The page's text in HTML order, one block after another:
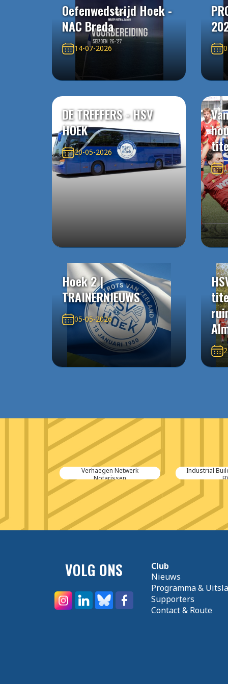
Oefenwedstrijd Hoek -
NAC Breda
14-07-2026
DE TREFFERS - HSV
HOEK
20-05-2026
Hoek 2 |
TRAINERNIEUWS
05-05-2026
Industrial Building Systems
BV
DEBA
VOLG ONS
Club
Nieuws
Programma &
Supporters
Contact & Route